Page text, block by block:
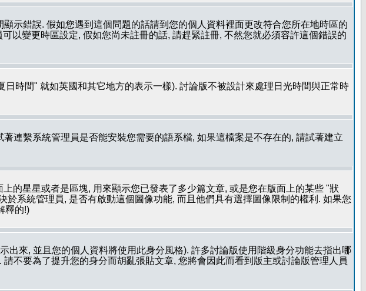
示錯誤. 假如您遇到這個問題的話請到您的個人資料裡面更改符合您所在地時區的
以變更時區設定, 假如您尚未註冊的話, 請趕緊註冊, 不然您就必須容許這個錯誤的
時間" 就如英國和其它地方的表示一樣). 討論版不被設計來處理日光時間與正常時
連繫系統管理員是否能安裝您需要的語系檔, 如果這檔案是不存在的, 請試著建立
的星星或者是區塊, 用來顯示您已發表了多少篇文章, 或是您在版面上的某些 "狀
系統管理員, 是否有啟動這個圖像功能, 而且他們具有選擇圖像限制的權利. 如果您
釋的!)
來, 並且您的個人資料將使用此身分風格). 許多討論版使用階級身分功能去指出哪
不要為了提升您的身分而胡亂張貼文章, 您將會因此而看到版主或討論版管理人員